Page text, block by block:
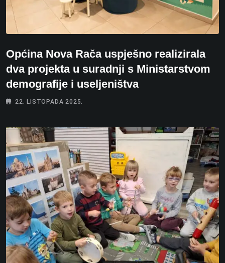
Općina Nova Rača uspješno realizirala
dva projekta u suradnji s Ministarstvom
demografije i useljeništva
22. LISTOPADA 2025.